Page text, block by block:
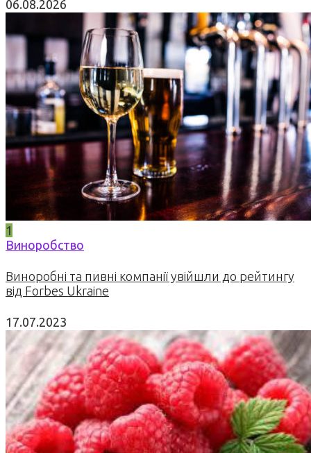
06.08.2026
1
Виноробство
Виноробні та пивні компанії увійшли до рейтингу
від Forbes Ukraine
17.07.2023